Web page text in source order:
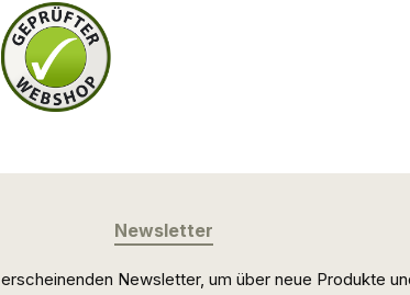
Newsletter
Newsletter, um über neue Produkte